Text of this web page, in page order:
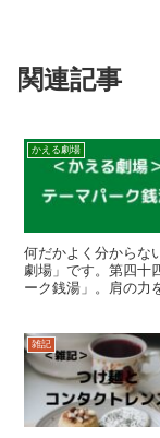
関連記事
かえる劇場
何だかよく分からな
劇場」です。第四十
ーク銭湯」。肩の力
雑記